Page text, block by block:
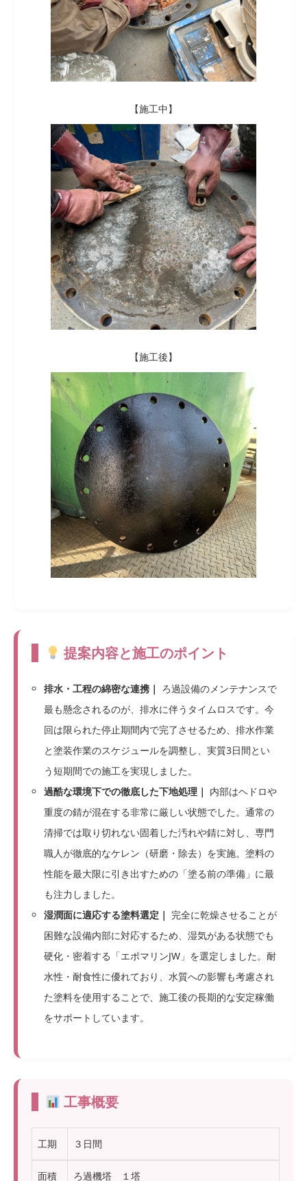
【施工中】
【施工後】
提案内容と施工のポイント
排水・工程の綿密な連携｜ ろ過設備のメンテナンスで
最も懸念されるのが、排水に伴うタイムロスです。今
回は限られた停止期間内で完了させるため、排水作業
と塗装作業のスケジュールを調整し、実質3日間とい
う短期間での施工を実現しました。
過酷な環境下での徹底した下地処理｜ 内部はヘドロや
重度の錆が混在する非常に厳しい状態でした。通常の
清掃では取り切れない固着した汚れや錆に対し、専門
職人が徹底的なケレン（研磨・除去）を実施。塗料の
性能を最大限に引き出すための「塗る前の準備」に最
も注力しました。
湿潤面に適応する塗料選定｜ 完全に乾燥させることが
困難な設備内部に対応するため、湿気がある状態でも
硬化・密着する「エポマリンJW」を選定しました。耐
水性・耐食性に優れており、水質への影響も考慮され
た塗料を使用することで、施工後の長期的な安定稼働
をサポートしています。
工事概要
工期 ３日間
面積 ろ過機塔 １塔